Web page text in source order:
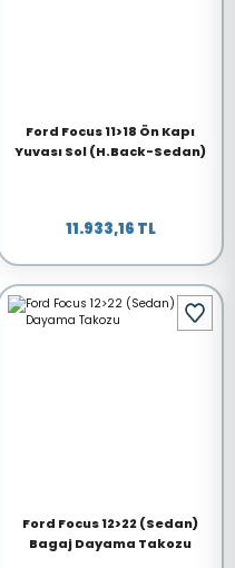
Ford Focus 11>18 Ön Kapı
Yuvası Sol (H.Back-Sedan)
11.933,16 TL
Ford Focus 12>22 (Sedan)
Bagaj Dayama Takozu